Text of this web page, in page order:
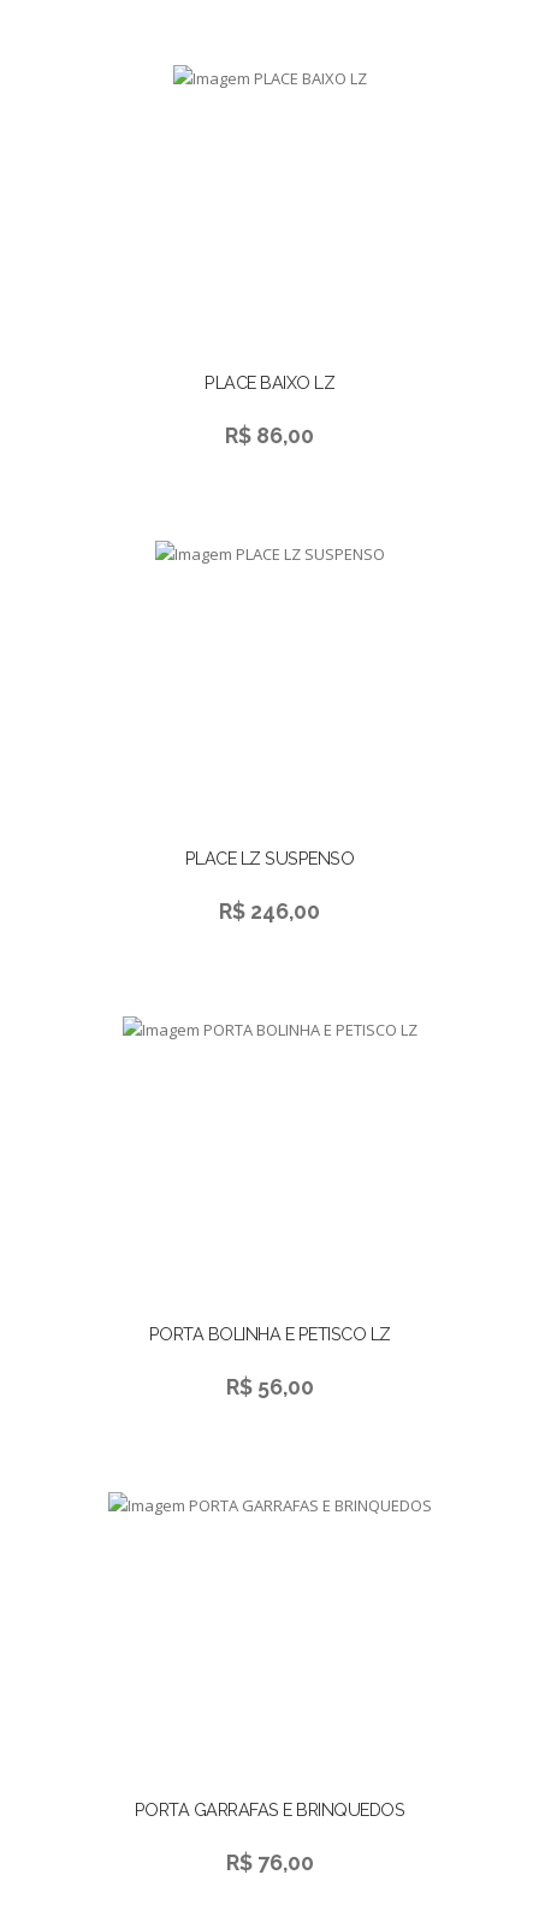
PLACE BAIXO LZ
R$ 86,00
PLACE LZ SUSPENSO
R$ 246,00
PORTA BOLINHA E PETISCO LZ
R$ 56,00
PORTA GARRAFAS E BRINQUEDOS
R$ 76,00